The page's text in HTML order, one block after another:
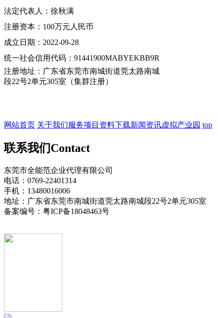
法定代表人：徐秋满
注册资本：100万元人民币
成立日期：2022-09-28
统一社会信用代码：91441900MABYEKBB9R
注册地址：广东省东莞市南城街道莞太路南城
段22号2单元305室（集群注册）
网站首页 关于我们服务项目 资料下载新闻资讯虚拟产业园 top
联系我们Contact
东莞市全能范企业代理有限公司
电话：0769-22401314
手机：13480016006
地址：广东省东莞市南城街道莞太路南城段22号2单元305室
备案编号：粤ICP备18048463号